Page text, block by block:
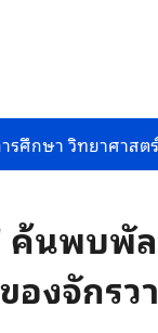
รศึกษา วิทยาศาสต
ค้นพบพั
งจักรว